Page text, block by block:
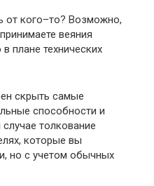
от кого–то? Возможно,
веяния
плане технических
скрыть самые
способности и
толкование
которые вы
но с учетом обычных